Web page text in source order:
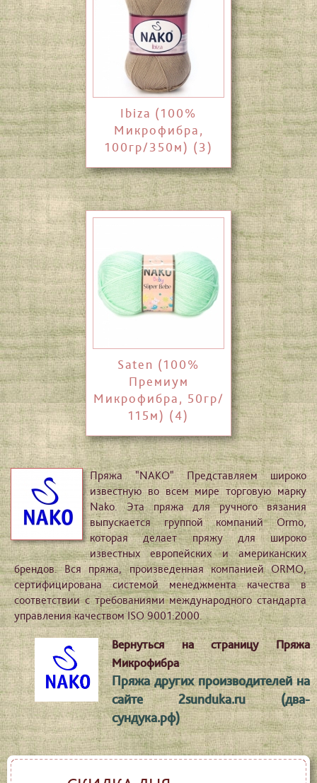
Ibiza (100%
Микрофибра,
100гр/350м) (3)
Saten (100%
Премиум
Микрофибра, 50гр/
115м) (4)
Пряжа "NAKO" Представляем широко
известную во всем мире торговую марку
Nako. Эта пряжа для ручного вязания
выпускается группой компаний Ormo,
которая делает пряжу для широко
известных европейских и американских
брендов. Вся пряжа, произведенная компанией ORMO,
сертифицирована системой менеджмента качества в
соответствии с требованиями международного стандарта
управления качеством ISO 9001:2000.
Вернуться на страницу Пряжа
Микрофибра
Пряжа других производителей на
сайте 2sunduka.ru (два-
сундука.рф)